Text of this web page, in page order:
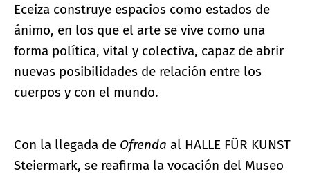
Eceiza construye espacios como estados de
ánimo, en los que el arte se vive como una
forma política, vital y colectiva, capaz de abrir
nuevas posibilidades de relación entre los
cuerpos y con el mundo.
Con la llegada de Ofrenda al HALLE FÜR KUNST
Steiermark, se reafirma la vocación del Museo